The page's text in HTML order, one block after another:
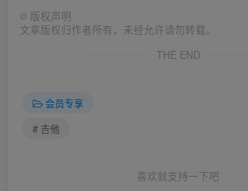
© 版权声明
文章版权归作者所有，未经允许请勿转载。
THE END
会员专享
# 吉他
喜欢就支持一下吧